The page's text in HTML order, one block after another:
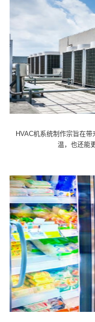
HVAC机系统制作宗旨在
温，也还能